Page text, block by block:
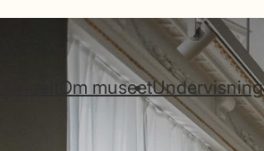
Gå til indhold
Om museetUndervisning